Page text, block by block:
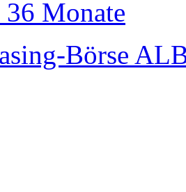
36 Monate
Börse